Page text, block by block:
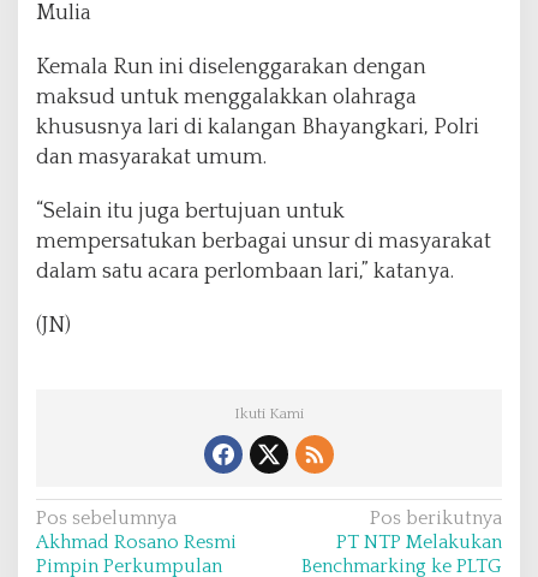
r
n
g
Mulia
Kemala Run ini diselenggarakan dengan
maksud untuk menggalakkan olahraga
khususnya lari di kalangan Bhayangkari, Polri
dan masyarakat umum.
“Selain itu juga bertujuan untuk
mempersatukan berbagai unsur di masyarakat
dalam satu acara perlombaan lari,” katanya.
(JN)
Ikuti Kami
N
a
Pos sebelumnya
Akhmad Rosano Resmi
Pimpin Perkumpulan
Pos berikutnya
PT NTP Melakukan
Benchmarking ke PLTG